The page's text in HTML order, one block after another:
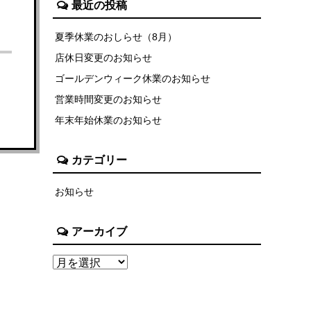
最近の投稿
夏季休業のおしらせ（8月）
店休日変更のお知らせ
ゴールデンウィーク休業のお知らせ
営業時間変更のお知らせ
年末年始休業のお知らせ
カテゴリー
お知らせ
アーカイブ